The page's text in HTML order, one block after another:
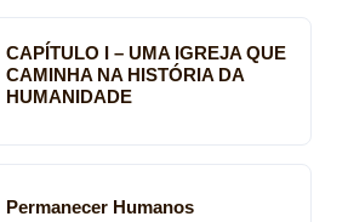
CAPÍTULO I – UMA IGREJA QUE
CAMINHA NA HISTÓRIA DA
HUMANIDADE
Permanecer Humanos